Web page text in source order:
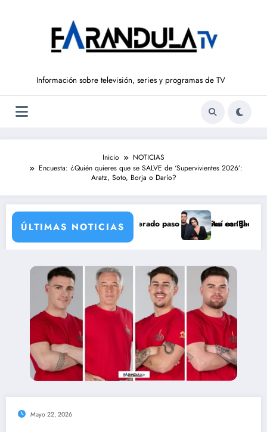
Información sobre televisión, series y programas de TV
Inicio
NOTICIAS
Encuesta: ¿Quién quieres que se SALVE de ‘Supervivientes 2026’:
Aratz, Soto, Borja o Darío?
ÚLTIMAS NOTICIAS
de agosto): el inesperado paso de Martina con Jacobo
Así es ‘El secreto’:
Mayo 22, 2026